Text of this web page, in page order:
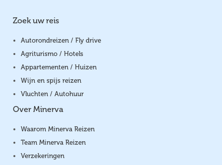
Zoek uw reis
Autorondreizen / Fly drive
Agriturismo / Hotels
Appartementen / Huizen
Wijn en spijs reizen
Vluchten / Autohuur
Over Minerva
Waarom Minerva Reizen
Team Minerva Reizen
Verzekeringen